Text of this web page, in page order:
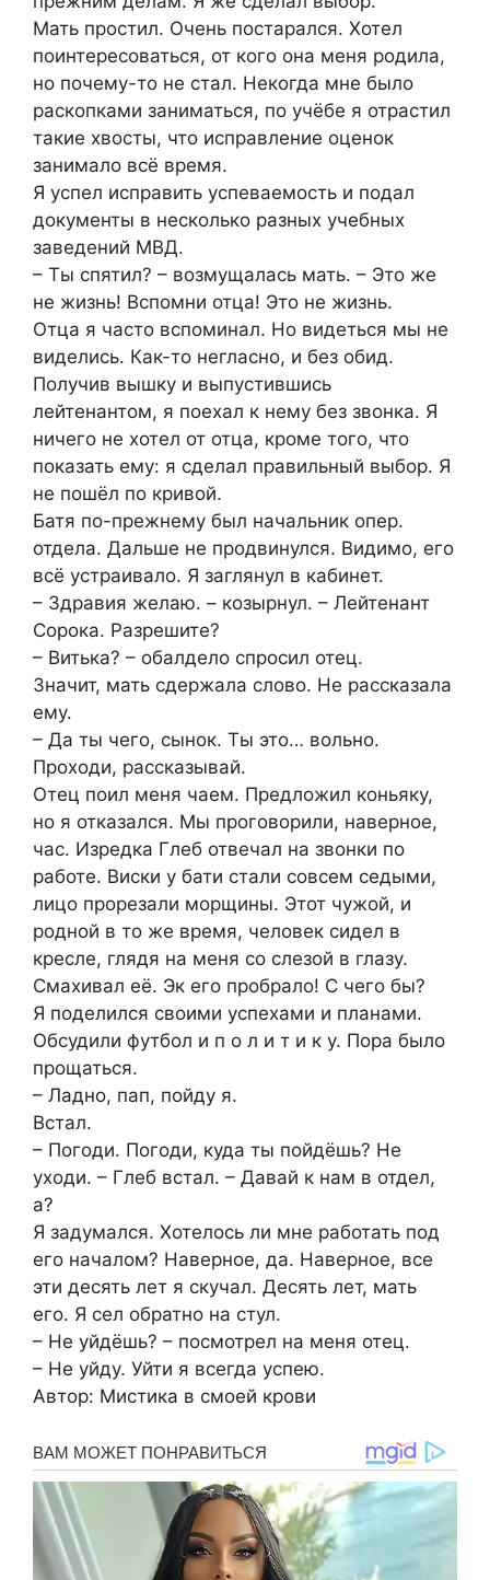
Мать простил. Очень постарался. Хотел
поинтересоваться, от кого она меня родила,
но почему-то не стал. Некогда мне было
раскопками заниматься, по учёбе я отрастил
такие хвосты, что исправление оценок
занимало всё время.
Я успел исправить успеваемость и подал
документы в несколько разных учебных
заведений МВД.
– Ты спятил? – возмущалась мать. – Это же
не жизнь! Вспомни отца! Это не жизнь.
Отца я часто вспоминал. Но видеться мы не
виделись. Как-то негласно, и без обид.
Получив вышку и выпустившись
лейтенантом, я поехал к нему без звонка. Я
ничего не хотел от отца, кроме того, что
показать ему: я сделал правильный выбор. Я
не пошёл по кривой.
Батя по-прежнему был начальник опер.
отдела. Дальше не продвинулся. Видимо, его
всё устраивало. Я заглянул в кабинет.
– Здравия желаю. – козырнул. – Лейтенант
Сорока. Разрешите?
– Витька? – обалдело спросил отец.
Значит, мать сдержала слово. Не рассказала
ему.
– Да ты чего, сынок. Ты это… вольно.
Проходи, рассказывай.
Отец поил меня чаем. Предложил коньяку,
но я отказался. Мы проговорили, наверное,
час. Изредка Глеб отвечал на звонки по
работе. Виски у бати стали совсем седыми,
лицо прорезали морщины. Этот чужой, и
родной в то же время, человек сидел в
кресле, глядя на меня со слезой в глазу.
Смахивал её. Эк его пробрало! С чего бы?
Я поделился своими успехами и планами.
Обсудили футбол и п о л и т и к у. Пора было
прощаться.
– Ладно, пап, пойду я.
Встал.
– Погоди. Погоди, куда ты пойдёшь? Не
уходи. – Глеб встал. – Давай к нам в отдел,
а?
Я задумался. Хотелось ли мне работать под
его началом? Наверное, да. Наверное, все
эти десять лет я скучал. Десять лет, мать
его. Я сел обратно на стул.
– Не уйдёшь? – посмотрел на меня отец.
– Не уйду. Уйти я всегда успею.
Автор: Мистика в смоей крови